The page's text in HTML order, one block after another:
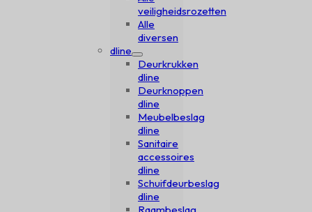
veiligheidsrozetten
Alle
diversen
dline
Deurkrukken
dline
Deurknoppen
dline
Meubelbeslag
dline
Sanitaire
accessoires
dline
Schuifdeurbeslag
dline